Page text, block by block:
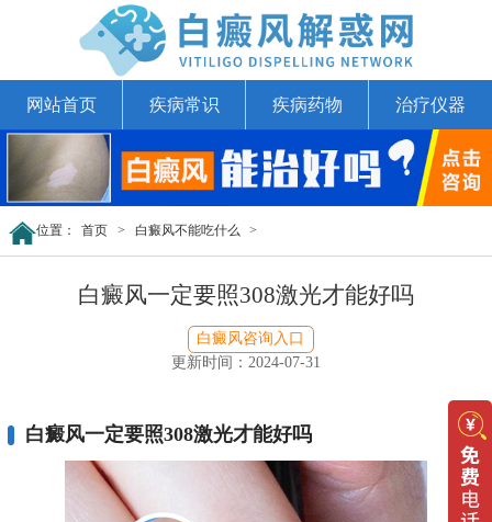
网站首页 疾病常识 疾病药物 治疗仪器
位置： 首页 > 白癜风不能吃什么 >
白癜风一定要照308激光才能好吗
白癜风咨询入口
更新时间：2024-07-31
白癜风一定要照308激光才能好吗